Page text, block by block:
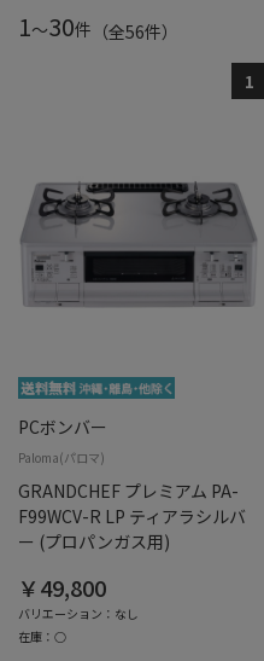
1～30件 （全56件）
1
PCボンバー
Paloma(パロマ)
GRANDCHEF プレミアム PA-
F99WCV-R LP ティアラシルバ
ー (プロパンガス用)
￥49,800
バリエーション：なし
在庫：○